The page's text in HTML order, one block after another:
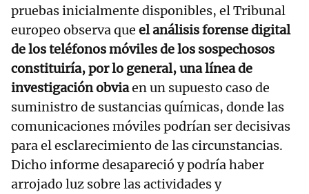
pruebas inicialmente disponibles, el Tribunal
europeo observa que el análisis forense digital
de los teléfonos móviles de los sospechosos
constituiría, por lo general, una línea de
investigación obviaen un supuesto caso de
suministro de sustancias químicas, donde las
comunicaciones móviles podrían ser decisivas
para el esclarecimiento de las circunstancias.
Dicho informe desapareció y podría haber
arrojado luz sobre las actividades y